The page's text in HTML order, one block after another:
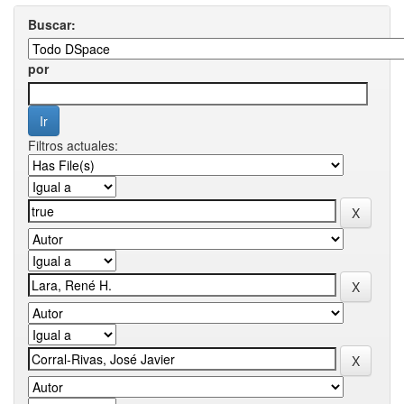
Buscar:
por
Filtros actuales: